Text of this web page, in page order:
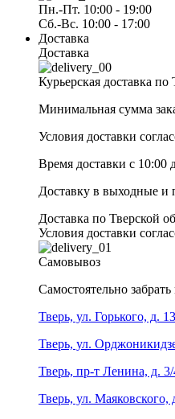
Пн.-Пт. 10:00 - 19:00
Сб.-Вс. 10:00 - 17:00
Доставка
Доставка
Курьерская доставка по
Минимальная сумма
Условия доставки
Время доставки с 10:00
Доставку в выходные
Доставка по Тверской
Условия доставки
Самовывоз
Самостоятельно
Тверь, ул. Горького, д.
Тверь, ул.
Тверь, пр-т Ленина, д.
Тверь, ул. Маяковского,